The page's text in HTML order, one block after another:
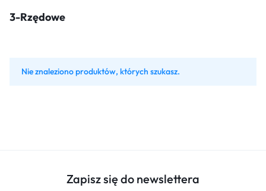
3-Rzędowe
Nie znaleziono produktów, których szukasz.
Zapisz się do newslettera